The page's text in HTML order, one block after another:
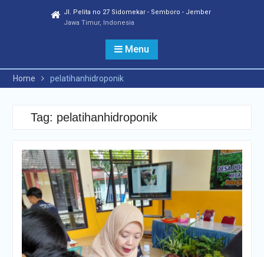
Jl. Pelita no 27 Sidomekar - Semboro - Jember
Jawa Timur, Indonesia
Menu
Home pelatihanhidroponik
Tag: pelatihanhidroponik